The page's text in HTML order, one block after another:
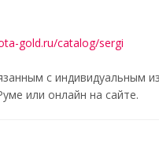
gold.ru/catalog/sergi
с индивидуальным
или онлайн на сайте.